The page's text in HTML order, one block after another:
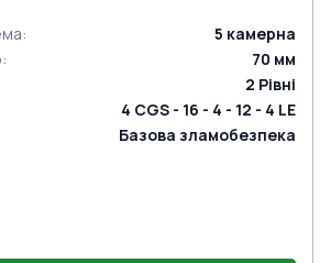
: 5 камерна
: 70 мм
2 Рівні
4 CGS - 16 - 4 - 12 - 4 LE
Базова зламобезпека